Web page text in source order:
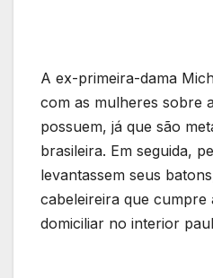
A ex-primeira-dama
com as mulheres sobre
possuem, já que são
brasileira. Em seguida,
levantassem seus
cabeleireira que cumpre
domiciliar no interior